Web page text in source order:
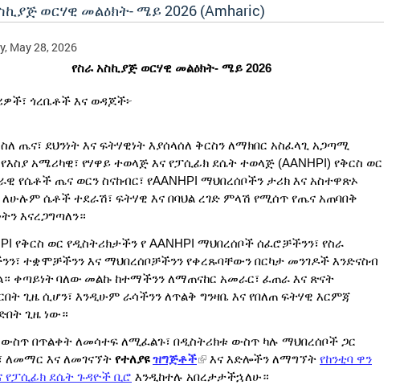
ወርሃዊ መልዕክት- ሜይ 2026 (Amharic)
May 28, 2026
የስራ አስኪያጅ ወርሃዊ መልዕክት- ሜይ 2026
ጎረቤቶች እና ወዳጆች፦
ጤና፣ ደህንነት እና ፍትሃዊነት እያሰላሰለ ቅርስን ለማክበር አስፈላጊ አጋጣሚ
አሜሪካዊ፣ የሃዋይ ተወላጅ እና የፓሲፊክ ደሴት ተወላጅ (AANHPI) የቅርስ ወር
የሴቶች ጤና ወርን ስናከብር፣ የAANHPI ማህበረሰቦችን ታሪክ እና አስተዋጽኦ
ለሁሉም ሴቶች ተደራሽ፣ ፍትሃዊ እና በባህል ረገድ ምላሽ የሚሰጥ የጤና አጠባበቅ
እናረጋግጣለን።
የቅርስ ወር የዲስትሪክታችን የ AANHPI ማህበረሰቦች ሰፈሮቻችንን፣ የስራ
ተቋሞቻችንን እና ማህበረሰቦቻችንን የቀረጹባቸውን በርካታ መንገዶች እንድናስብ
ቀጣይነትባለው መልኩ ከተማችንን ለማጠናከር አመራር፣ ፈጠራ እና ጽናት
ጊዜ ሲሆን፣ እንዲሁም ራሳችንን ለጥልቅ ግንዛቤ እና የበለጠ ፍትሃዊ እርምጃ
ጊዜ ነው።
ውስጥ በጥልቀት ለመሳተፍ ለሚፈልጉ፣ በዲስትሪክቱ ውስጥ ካሉ ማህበረሰቦች ጋር
ለመማር እና ለመገናኘት የተለያዩዝግጅቶች እና እድሎችን ለማግኘት የከንቲባ ዋን
የፓሲፊክ ደሴት ጉዳዮች ቢሮ እንዲከተሉ አበረታታችኋለሁ።